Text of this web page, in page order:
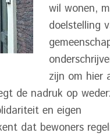
wil wonen,
doelstelling
zijn om hier
de nadruk op
en eigen
dat bewoners